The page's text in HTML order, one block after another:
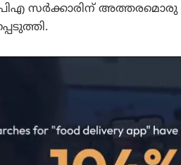
സർക്കാരിന് അത്തരമൊരു